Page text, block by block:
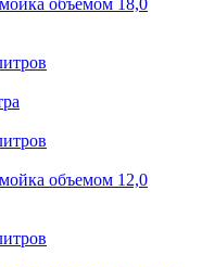
объемом 18,0
объемом 12,0